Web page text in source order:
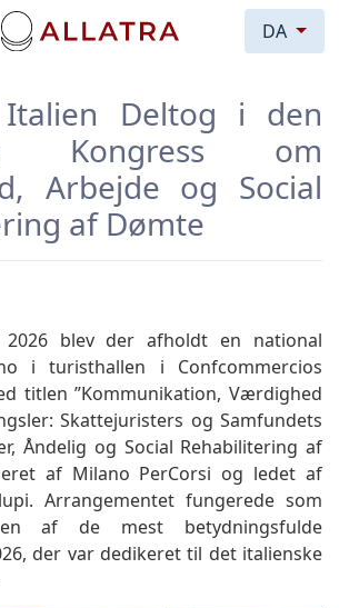
DA
Italien Deltog i den
Kongress om
Arbejde og Social
af Dømte
blev der afholdt en national
i turisthallen i Confcommercios
titlen ”Kommunikation, Værdighed
Skattejuristers og Samfundets
Åndelig og Social Rehabilitering af
af Milano PerCorsi og ledet af
Arrangementet fungerede som
af de mest betydningsfulde
der var dedikeret til det italienske